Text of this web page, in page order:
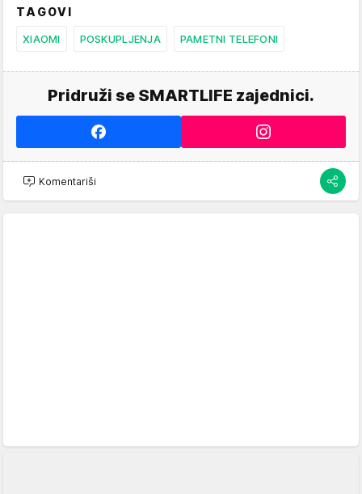
TAGOVI
XIAOMI POSKUPLJENJA PAMETNI TELEFONI
Pridruži se SMARTLIFE zajednici.
Komentariši